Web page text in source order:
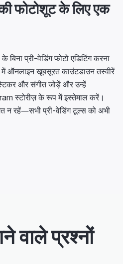
फोटोशूट के लिए एक
बिना प्री-वेडिंग फोटो एडिटिंग करना
में ऑनलाइन खूबसूरत काउंटडाउन तस्वीरें
और संगीत जोड़ें और उन्हें
स्टोरीज़ के रूप में इस्तेमाल करें।
न रहें—सभी प्री-वेडिंग टूल्स को अभी
वाले प्रश्नों